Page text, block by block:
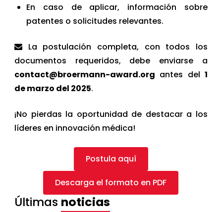
En caso de aplicar, información sobre
patentes o solicitudes relevantes.
La postulación completa, con todos los
documentos requeridos, debe enviarse a
contact@broermann-award.org antes del 1
de marzo del 2025.
¡No pierdas la oportunidad de destacar a los
líderes en innovación médica!
Postula aquí
Descarga el formato en PDF
Últimas noticias